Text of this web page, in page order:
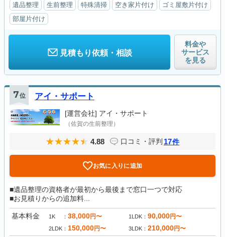
遺品整理 生前整理 特殊清掃 空き家片付け
ゴミ屋敷片付け
部屋片付け
見積もり依頼・相談
料金や
サービス
を見る
7位 アイ・サポート
[運営会社] アイ・サポート
（佐賀の生前整理）
4.88 口コミ・評判 17件
お気に入りに追加
■遺品整理の資格者が最初から最後まで窓口一つで対応
■お見積りからの追加料...
基本料金 1K 38,000円〜 1LDK 90,000円〜
2LDK 150,000円〜 3LDK 210,000円〜